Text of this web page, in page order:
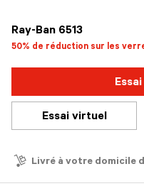
Ray-Ban 6513
50% de réduction sur les
Essai virtuel
Livré à votre domicile